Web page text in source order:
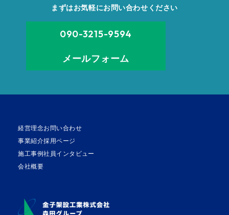
まずはお気軽にお問い合わせください
090-3215-9594
メールフォーム
経営理念
事業紹介
施工事例
会社概要
お問い合わせ
採用ページ
社員インタビュー